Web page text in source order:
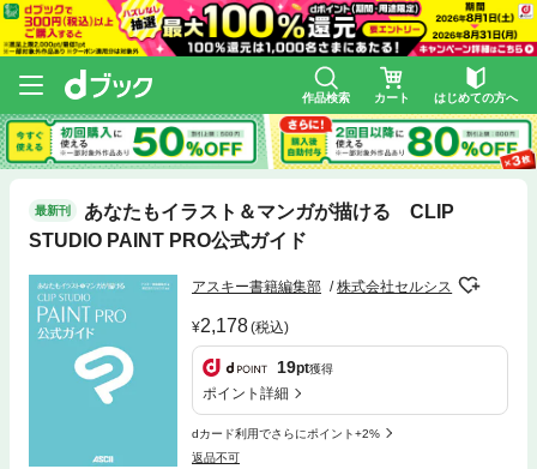
作品検索 カート はじめての方へ
最新刊
あなたもイラスト＆マンガが描ける CLIP
STUDIO PAINT PRO公式ガイド
アスキー書籍編集部 株式会社セルシス
2,178(税込)
19pt獲得
ポイント詳細
dカード利用でさらにポイント+2%
返品不可